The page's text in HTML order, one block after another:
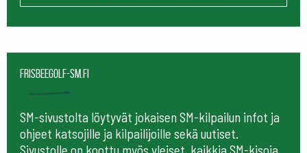
frisbeegolf-sm.fi
SM-sivustolta löytyvät jokaisen SM-kilpailun infot ja
ohjeet katsojille ja kilpailijoille sekä uutiset.
Sivustolle on koottu myös yleiset, kaikkia SM-kisoja